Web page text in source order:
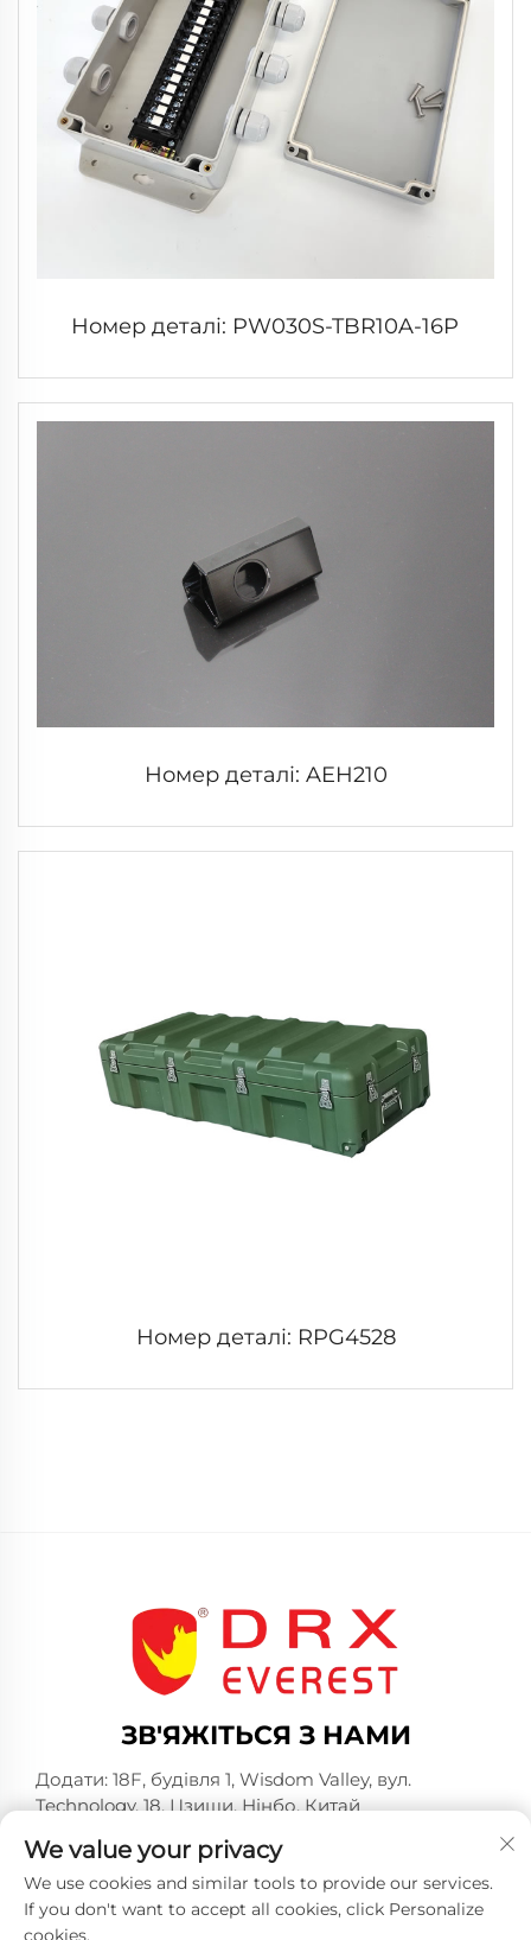
Номер деталі: PW030S-TBR10A-16P
Номер деталі: AEH210
Номер деталі: RPG4528
ЗВ'ЯЖІТЬСЯ З НАМИ
Додати: 18F, будівля 1, Wisdom Valley, вул.
Technology, 18, Цзиши, Нінбо, Китай
Телефон:+86-574-23660321
Електронна пошта:[email protected]
We value your privacy
We use cookies and similar tools to provide our services.
If you don't want to accept all cookies, click Personalize
cookies.